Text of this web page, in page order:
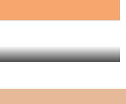
23. Juli 2026